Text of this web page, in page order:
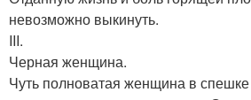
невозможно выкинуть.
III.
Черная женщина.
Чуть полноватая женщина в спешке